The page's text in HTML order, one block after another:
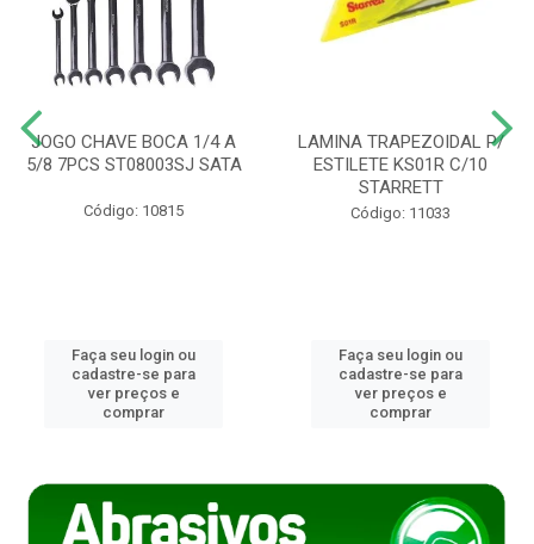
JOGO CHAVE BOCA 1/4 A
5/8 7PCS ST08003SJ SATA
Código: 10815
Faça seu login ou
cadastre-se para
ver preços e
comprar
LAMINA TRAPEZOIDAL P/
ESTILETE KS01R C/10
STARRETT
Código: 11033
Faça seu login ou
cadastre-se para
ver preços e
comprar